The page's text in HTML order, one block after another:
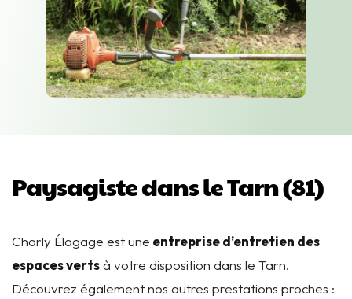
Paysagiste dans le Tarn (81)
Charly Élagage est une entreprise d’entretien des
espaces vertsà votre disposition dans le Tarn.
Découvrez également nos autres prestations proches :